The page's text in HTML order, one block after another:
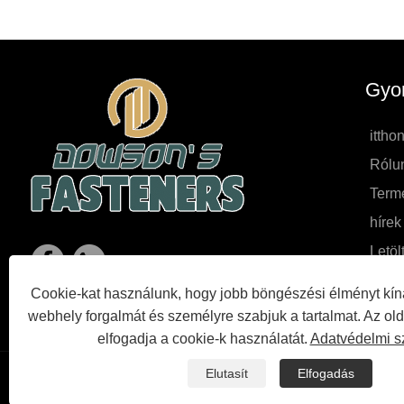
Cookie-kat használunk, hogy jobb böngészési élményt
webhely forgalmát és személyre szabjuk a tartalmat. Az
elfogadja a cookie-k használatát. Adatvédelmi
Elutasít Elfogadás
itthon
hírek
Adatvédelmi szabályzat